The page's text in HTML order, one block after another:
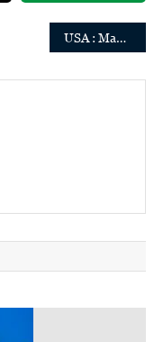
USA : Mahmoud Bah nommé CEO ad intérim du Millenium Challenge Corporation